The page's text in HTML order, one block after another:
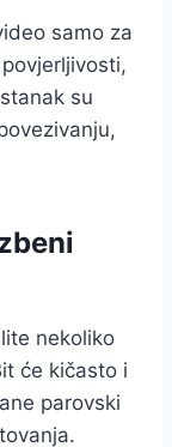
samo za
su
nekoliko
će kičasto i
parovski